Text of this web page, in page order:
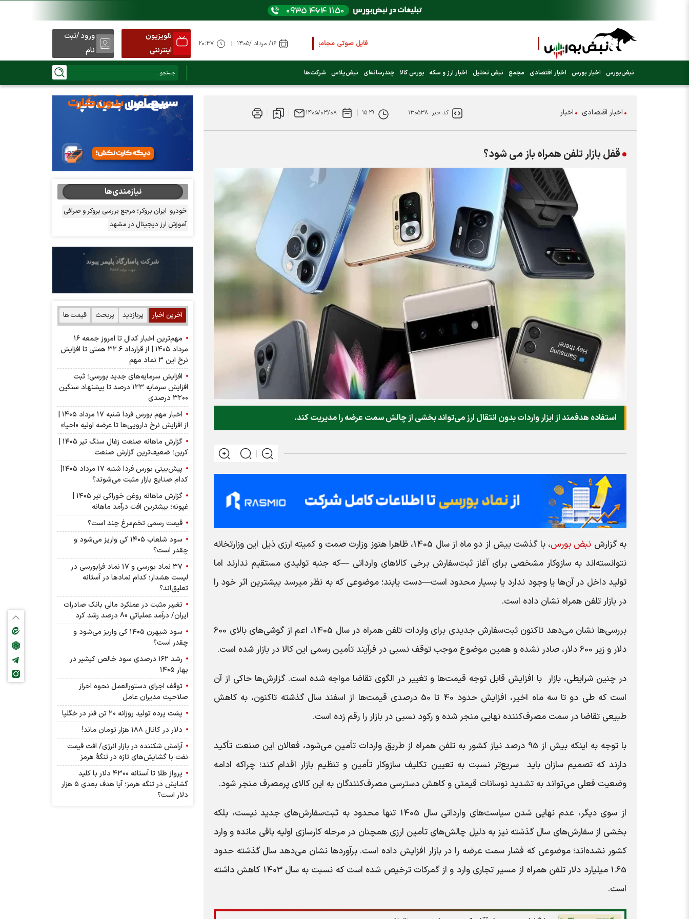
فایل صوتی مجامع و کنفرانس هارا از اینجا گوش کنید
عرضه اولیه بعدی کدام نماد است؟ (کلیک کنید)
تلویزیون
اینترنتی
ورود /ثبت
نام
نبض‌بورس اخبار بورس اخبار اقتصادی مجمع نبض تحلیل اخبار ارز و سکه بورس کالا چندرسانه‌ای نبض‌پلاس شرکت‌ها
اخبار اقتصادی اخبار کد خبر: ۱۳۰۵۳۸ ۱۵:۲۹ ۱۴۰۵/۰۳/۰۸
قفل بازار تلفن همراه باز می شود؟
استفاده هدفمند از ابزار واردات بدون انتقال ارز می‌تواند بخشی از چالش سمت عرضه را مدیریت کند.
به گزارش نبض بورس
، با گذشت بیش از دو ماه از سال 1405، ظاهرا هنوز وزارت صمت و کمیته ارزی ذیل این وزارتخانه
نتوانسته‌اند به سازوکار مشخصی برای آغاز ثبت‌سفارش برخی کالاهای وارداتی —که جنبه تولیدی مستقیم ندارند اما
تولید داخل در آن‌ها یا وجود ندارد یا بسیار محدود است—دست یابند؛ موضوعی که به نظر میرسد بیشترین اثر خود را
در بازار تلفن همراه نشان داده است.
بررسی‌ها نشان می‌دهد تاکنون ثبت‌سفارش جدیدی برای واردات تلفن همراه در سال 1405، اعم از گوشی‌های بالای 600
دلار و زیر 600 دلار، صادر نشده و همین موضوع موجب توقف نسبی در فرآیند تأمین رسمی این کالا در بازار شده است.
در چنین شرایطی، بازار با افزایش قابل توجه قیمت‌ها و تغییر در الگوی تقاضا مواجه شده است. گزارش‌ها حاکی از آن
است که طی دو تا سه ماه اخیر، افزایش حدود 40 تا 50 درصدی قیمت‌ها از اسفند سال گذشته تاکنون، به کاهش
طبیعی تقاضا در سمت مصرف‌کننده نهایی منجر شده و رکود نسبی در بازار را رقم زده است.
با توجه به اینکه بیش از 95 درصد نیاز کشور به تلفن همراه از طریق واردات تأمین می‌شود، فعالان این صنعت تأکید
دارند که تصمیم سازان باید سریع‌تر نسبت به تعیین تکلیف سازوکار تأمین و تنظیم بازار اقدام کند؛ چراکه ادامه
وضعیت فعلی می‌تواند به تشدید نوسانات قیمتی و کاهش دسترسی مصرف‌کنندگان به این کالای پرمصرف منجر شود.
از سوی دیگر، عدم نهایی شدن سیاست‌های وارداتی سال 1405 تنها محدود به ثبت‌سفارش‌های جدید نیست، بلکه
بخشی از سفارش‌های سال گذشته نیز به دلیل چالش‌های تأمین ارزی همچنان در مرحله کارسازی اولیه باقی مانده و وارد
کشور نشده‌اند؛ موضوعی که فشار سمت عرضه را در بازار افزایش داده است. برآوردها نشان می‌دهد سال گذشته حدود
1.65 میلیارد دلار تلفن همراه از مسیر تجاری وارد و از گمرکات ترخیص شده است که نسبت به سال 1403 کاهش داشته
است.
نیازمندی‌ها
خودرو ایران بروکر؛ مرجع بررسی بروکر و صرافی
آموزش ارز دیجیتال در مشهد
آخرین اخبار پربازدید پربحث قیمت ها
مهم‌ترین اخبار کدال تا امروز جمعه ۱۶
مرداد ۱۴۰۵ | از قرارداد ۳۲.۶ همتی تا افزایش
نرخ این ۳ نماد مهم
افزایش سرمایه‌های جدید بورسی؛ ثبت
افزایش سرمایه ۱۲۳ درصد تا پیشنهاد‌ سنگین
۳۲۰۰ درصدی
اخبار مهم بورس فردا شنبه ۱۷ مرداد ۱۴۰۵ |
از افزایش نرخ دارویی‌ها تا عرضه اولیه «احیا»
گزارش ماهانه صنعت زغال سنگ تیر ۱۴۰۵ |
کربن؛ ضعیف‌ترین گزارش صنعت
پیش‌بینی بورس فردا شنبه ۱۷ مرداد ۱۴۰۵|
کدام صنایع بازار مثبت می‌شوند؟
گزارش ماهانه روغن خوراکی تیر ۱۴۰۵ |
غپونه؛ بیشترین افت درآمد ماهانه
قیمت رسمی تخم‌مرغ چند است؟
سود شلعاب ۱۴۰۵ کی واریز می‌شود و
چقدر است؟
۳۷ نماد بورسی و ۱۷ نماد فرابورسی در
لیست هشدار؛ کدام نماد‌ها در آستانه
تعلیق‌اند؟
تغییر مثبت در عملکرد مالی بانک صادرات
ایران/ درآمد عملیاتی 80 درصد رشد کرد
سود شبهرن ۱۴۰۵ کی واریز می‌شود و
چقدر است؟
رشد ۱۶۲ درصدی سود خالص کپشیر در
بهار ۱۴۰۵
توقف اجرای دستورالعمل نحوه احراز
صلاحیت مدیران عامل
پشت پرده تولید روزانه ۲۰ تن فنر در خگلپا
دلار در کانال ۱۸۸ هزار تومان ماند!
آرامش شکننده در بازار انرژی/ افت قیمت
نفت با گشایش‌های تازه در تنگۀ هرمز
پرواز طلا تا آستانه ۴۳۰۰ دلار با کلید
گشایش در تنگه هرمز؛ آیا هدف بعدی ۵ هزار
دلار است؟